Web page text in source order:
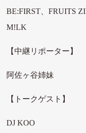
BE:FIRST、FRUITS
M!LK
【中継リポーター】
阿佐ヶ谷姉妹
【トークゲスト】
DJ KOO